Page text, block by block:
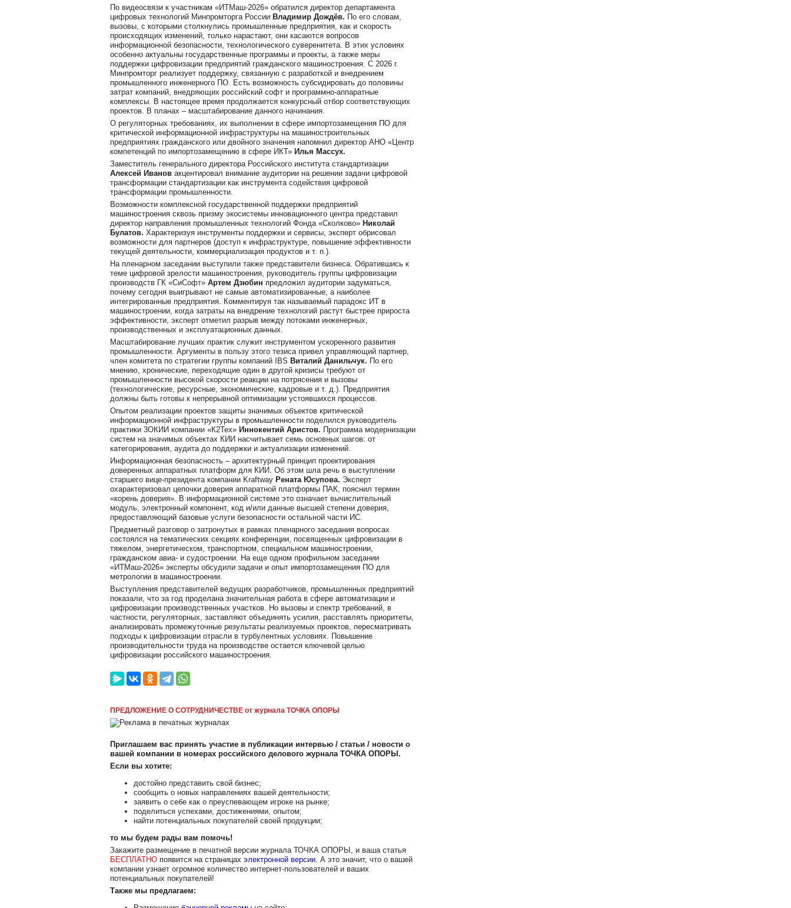
По видеосвязи к участникам «ИТМаш-2026» обратился директор департамента
цифровых технологий Минпромторга России Владимир Дождёв. По его словам,
вызовы, с которыми столкнулись промышленные предприятия, как и скорость
происходящих изменений, только нарастают, они касаются вопросов
информационной безопасности, технологического суверенитета. В этих условиях
особенно актуальны государственные программы и проекты, а также меры
поддержки цифровизации предприятий гражданского машиностроения. С 2026 г.
Минпромторг реализует поддержку, связанную с разработкой и внедрением
промышленного инженерного ПО. Есть возможность субсидировать до половины
затрат компаний, внедряющих российский софт и программно-аппаратные
комплексы. В настоящее время продолжается конкурсный отбор соответствующих
проектов. В планах – масштабирование данного начинания.
О регуляторных требованиях, их выполнении в сфере импортозамещения ПО для
критической информационной инфраструктуры на машиностроительных
предприятиях гражданского или двойного значения напомнил директор АНО «Центр
компетенций по импортозамещению в сфере ИКТ» Илья Массух.
Заместитель генерального директора Российского института стандартизации
Алексей Иванов акцентировал внимание аудитории на решении задачи цифровой
трансформации стандартизации как инструмента содействия цифровой
трансформации промышленности.
Возможности комплексной государственной поддержки предприятий
машиностроения сквозь призму экосистемы инновационного центра представил
директор направления промышленных технологий Фонда «Сколково» Николай
Булатов. Характеризуя инструменты поддержки и сервисы, эксперт обрисовал
возможности для партнеров (доступ к инфраструктуре, повышение эффективности
текущей деятельности, коммерциализация продуктов и т. п.).
На пленарном заседании выступили также представители бизнеса. Обратившись к
теме цифровой зрелости машиностроения, руководитель группы цифровизации
производств ГК «СиСофт» Артем Дзюбин предложил аудитории задуматься,
почему сегодня выигрывают не самые автоматизированные, а наиболее
интегрированные предприятия. Комментируя так называемый парадокс ИТ в
машиностроении, когда затраты на внедрение технологий растут быстрее прироста
эффективности, эксперт отметил разрыв между потоками инженерных,
производственных и эксплуатационных данных.
Масштабирование лучших практик служит инструментом ускоренного развития
промышленности. Аргументы в пользу этого тезиса привел управляющий партнер,
член комитета по стратегии группы компаний IBS Виталий Данильчук. По его
мнению, хронические, переходящие один в другой кризисы требуют от
промышленности высокой скорости реакции на потрясения и вызовы
(технологические, ресурсные, экономические, кадровые и т. д.). Предприятия
должны быть готовы к непрерывной оптимизации устоявшихся процессов.
Опытом реализации проектов защиты значимых объектов критической
информационной инфраструктуры в промышленности поделился руководитель
практики 3ОКИИ компании «К2Тех» Иннокентий Аристов. Программа модернизации
систем на значимых объектах КИИ насчитывает семь основных шагов: от
категорирования, аудита до поддержки и актуализации изменений.
Информационная безопасность – архитектурный принцип проектирования
доверенных аппаратных платформ для КИИ. Об этом шла речь в выступлении
старшего вице-президента компании Kraftway Рената Юсупова. Эксперт
охарактеризовал цепочки доверия аппаратной платформы ПАК, пояснил термин
«корень доверия». В информационной системе это означает вычислительный
модуль, электронный компонент, код и/или данные высшей степени доверия,
предоставляющий базовые услуги безопасности остальной части ИС.
Предметный разговор о затронутых в рамках пленарного заседания вопросах
состоялся на тематических секциях конференции, посвященных цифровизации в
тяжелом, энергетическом, транспортном, специальном машиностроении,
гражданском авиа- и судостроении. На еще одном профильном заседании
«ИТМаш-2026» эксперты обсудили задачи и опыт импортозамещения ПО для
метрологии в машиностроении.
Выступления представителей ведущих разработчиков, промышленных предприятий
показали, что за год проделана значительная работа в сфере автоматизации и
цифровизации производственных участков. Но вызовы и спектр требований, в
частности, регуляторных, заставляют объединять усилия, расставлять приоритеты,
анализировать промежуточные результаты реализуемых проектов, пересматривать
подходы к цифровизации отрасли в турбулентных условиях. Повышение
производительности труда на производстве остается ключевой целью
цифровизации российского машиностроения.
ПРЕДЛОЖЕНИЕ О СОТРУДНИЧЕСТВЕ от журнала ТОЧКА ОПОРЫ
Приглашаем вас принять участие в публикации интервью / статьи / новости о
вашей компании в номерах российского делового журнала ТОЧКА ОПОРЫ.
Если вы хотите:
достойно представить свой бизнес;
сообщить о новых направлениях вашей деятельности;
заявить о себе как о преуспевающем игроке на рынке;
поделиться успехами, достижениями, опытом;
найти потенциальных покупателей своей продукции;
то мы будем рады вам помочь!
Закажите размещение в печатной версии журнала ТОЧКА ОПОРЫ, и ваша статья
БЕСПЛАТНО появится на страницах электронной версии. А это значит, что о вашей
компании узнает огромное количество интернет-пользователей и ваших
потенциальных покупателей!
Также мы предлагаем: